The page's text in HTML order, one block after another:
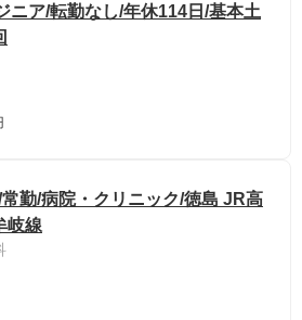
ニア/転勤なし/年休114日/基本土
勤/病院・クリニック/徳島 JR高
岐線